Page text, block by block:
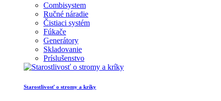
Combisystem
Ručné náradie
Čistiaci systém
Fúkače
Generátory
Skladovanie
Príslušenstvo
Starostlivosť o stromy a kríky